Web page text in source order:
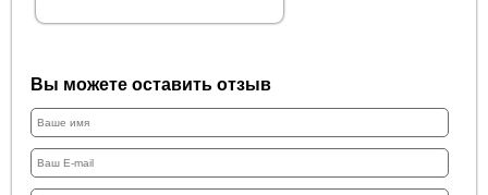
Вы можете оставить отзыв